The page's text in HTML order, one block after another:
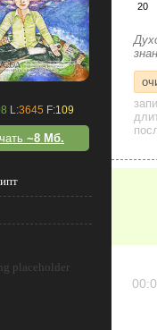
L:3645 F:109
~8 Мб.
placeholder
20